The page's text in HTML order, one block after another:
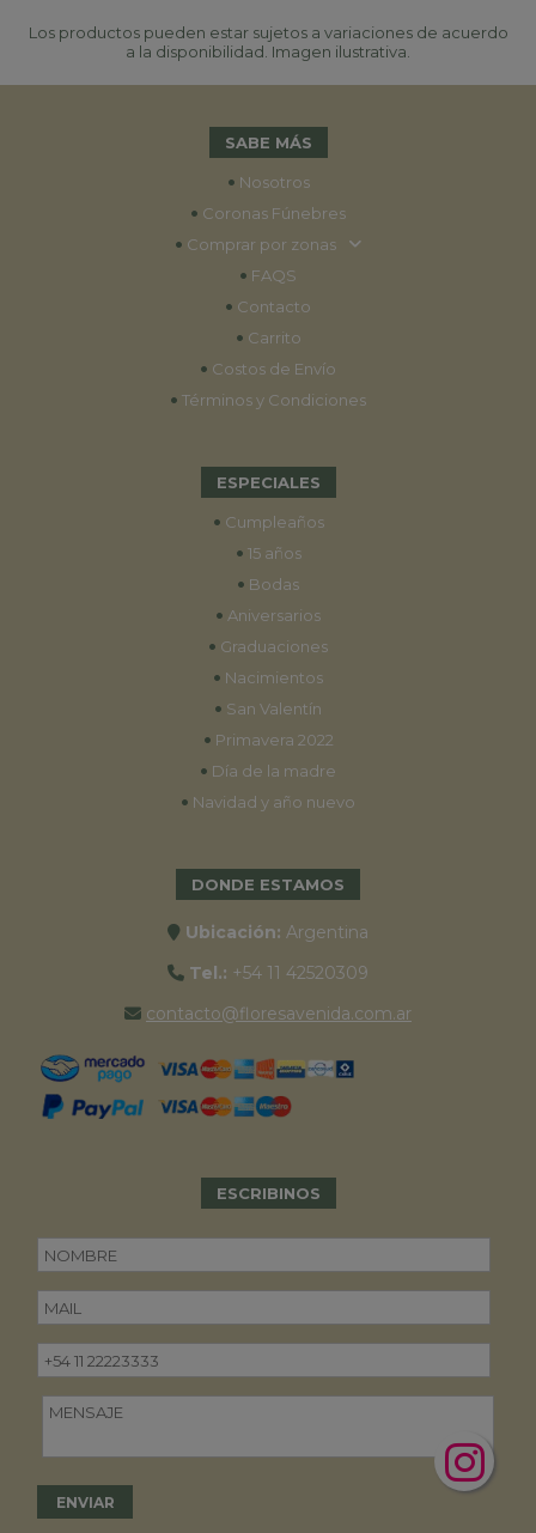
Los productos pueden estar sujetos a variaciones de acuerdo
a la disponibilidad. Imagen ilustrativa.
SABE MÁS
• Nosotros
• Coronas Fúnebres
• Comprar por zonas
• FAQS
• Contacto
• Carrito
• Costos de Envío
• Términos y Condiciones
ESPECIALES
• Cumpleaños
• 15 años
• Bodas
• Aniversarios
• Graduaciones
• Nacimientos
• San Valentín
• Primavera 2022
• Día de la madre
• Navidad y año nuevo
DONDE ESTAMOS
Ubicación: Argentina
Tel.: +54 11 42520309
contacto@floresavenida.com.ar
ESCRIBINOS